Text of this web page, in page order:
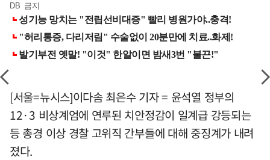
DB 금지
[서울=뉴시스]이다솜 최은수 기자 = 윤석열 정부의
12·3 비상계엄에 연루된 치안정감이 일계급 강등되는
등 총경 이상 경찰 고위직 간부들에 대해 중징계가 내려
졌다.